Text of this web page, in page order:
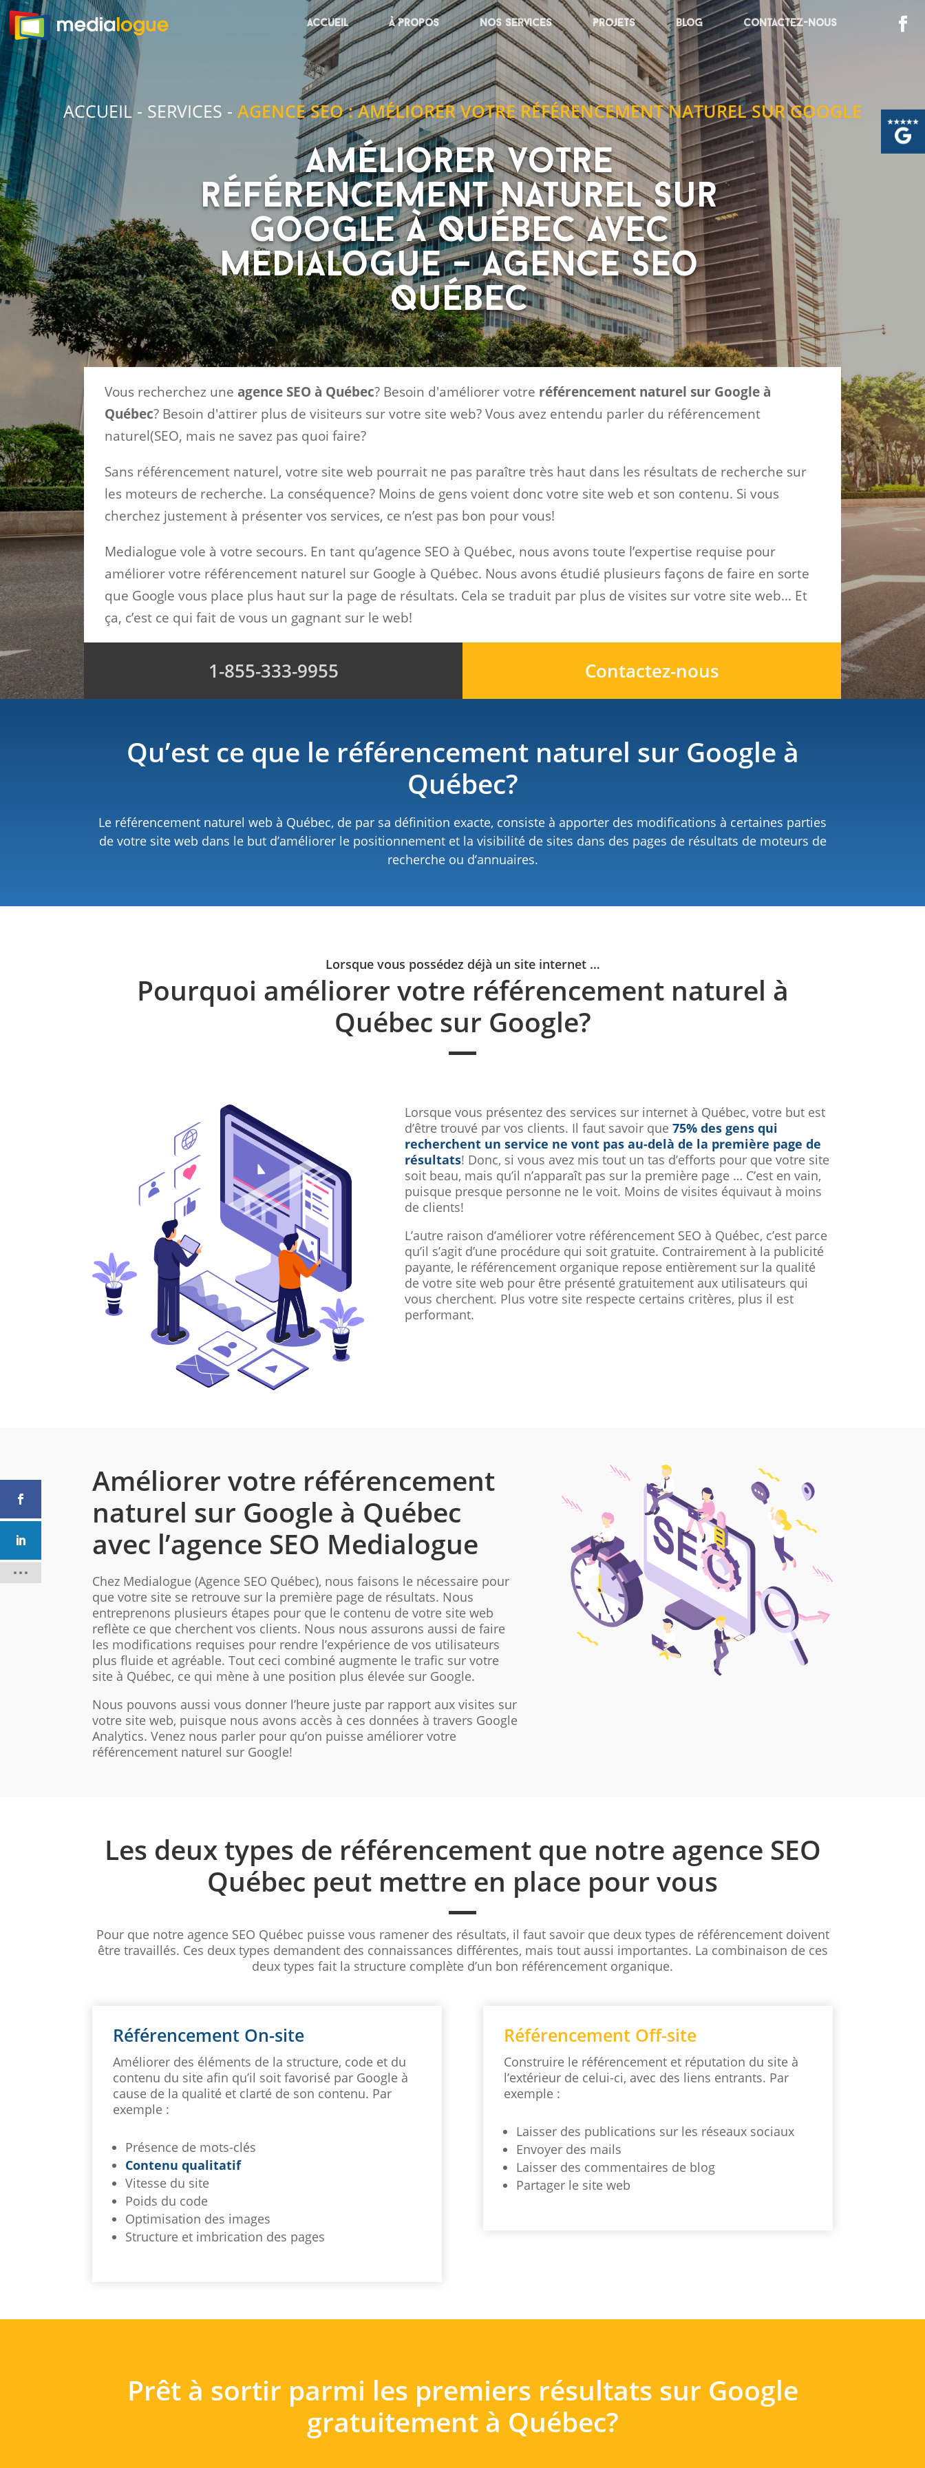
Accueil À Propos Nos services Projets Blog Contactez-nous
ACCUEIL- SERVICES - AGENCE SEO : AMÉLIORER VOTRE RÉFÉRENCEMENT NATUREL SUR GOOGLE
Améliorer votre
référencement naturel sur
Google à Québec avec
Medialogue – Agence seo
Québec
Vous recherchez une agence SEO à Québec? Besoin d'améliorer votre référencement naturel sur Google à
Québec? Besoin d'attirer plus de visiteurs sur votre site web? Vous avez entendu parler du référencement
naturel(SEO, mais ne savez pas quoi faire?
Sans référencement naturel, votre site web pourrait ne pas paraître très haut dans les résultats de recherche sur
les moteurs de recherche. La conséquence? Moins de gens voient donc votre site web et son contenu. Si vous
cherchez justement à présenter vos services, ce n’est pas bon pour vous!
Medialogue vole à votre secours. En tant qu’agence SEO à Québec, nous avons toute l’expertise requise pour
améliorer votre référencement naturel sur Google à Québec. Nous avons étudié plusieurs façons de faire en sorte
que Google vous place plus haut sur la page de résultats. Cela se traduit par plus de visites sur votre site web… Et
ça, c’est ce qui fait de vous un gagnant sur le web!
1-855-333-9955 Contactez-nous
Qu’est ce que le référencement naturel sur Google à
Québec?
Le référencement naturel web à Québec, de par sa définition exacte, consiste à apporter des modifications à certaines parties
de votre site web dans le but d’améliorer le positionnement et la visibilité de sites dans des pages de résultats de moteurs de
recherche ou d’annuaires.
Lorsque vous possédez déjà un site internet …
Pourquoi améliorer votre référencement naturel à
Québec sur Google?
Lorsque vous présentez des services sur internet à Québec, votre but est
d’être trouvé par vos clients. Il faut savoir que75% des gens qui
recherchent un service ne vont pas au-delà de la première page de
résultats! Donc, si vous avez mis tout un tas d’efforts pour que votre site
soit beau, mais qu’il n’apparaît pas sur la première page … C’est en vain,
puisque presque personne ne le voit. Moins de visites équivaut à moins
de clients!
L’autre raison d’améliorer votre référencement SEO à Québec, c’est parce
qu’il s’agit d’une procédure qui soit gratuite. Contrairement à la publicité
payante, le référencement organique repose entièrement sur la qualité
de votre site web pour être présenté gratuitement aux utilisateurs qui
vous cherchent. Plus votre site respecte certains critères, plus il est
performant.
Améliorer votre référencement
naturel sur Google à Québec
avec l’agence SEO Medialogue
Chez Medialogue (Agence SEO Québec), nous faisons le nécessaire pour
que votre site se retrouve sur la première page de résultats. Nous
entreprenons plusieurs étapes pour que le contenu de votre site web
reflète ce que cherchent vos clients. Nous nous assurons aussi de faire
les modifications requises pour rendre l’expérience de vos utilisateurs
plus fluide et agréable. Tout ceci combiné augmente le trafic sur votre
site à Québec, ce qui mène à une position plus élevée sur Google.
Nous pouvons aussi vous donner l’heure juste par rapport aux visites sur
votre site web, puisque nous avons accès à ces données à travers Google
Analytics. Venez nous parler pour qu’on puisse améliorer votre
référencement naturel sur Google!
Les deux types de référencement que notre agence SEO
Québec peut mettre en place pour vous
Pour que notre agence SEO Québec puisse vous ramener des résultats, il faut savoir que deux types de référencement doivent
être travaillés. Ces deux types demandent des connaissances différentes, mais tout aussi importantes. La combinaison de ces
deux types fait la structure complète d’un bon référencement organique.
Référencement On-site
Améliorer des éléments de la structure, code et du
contenu du site afin qu’il soit favorisé par Google à
cause de la qualité et clarté de son contenu. Par
exemple :
Présence de mots-clés
Contenu qualitatif
Vitesse du site
Poids du code
Optimisation des images
Structure et imbrication des pages
Référencement Off-site
Construire le référencement et réputation du site à
l’extérieur de celui-ci, avec des liens entrants. Par
exemple :
Laisser des publications sur les réseaux sociaux
Envoyer des mails
Laisser des commentaires de blog
Partager le site web
Prêt à sortir parmi les premiers résultats sur Google
gratuitement à Québec?